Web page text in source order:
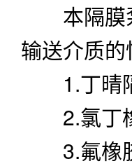
本隔膜泵
输送介质
1.丁晴隔
2.氯丁橡
3.氟橡胶